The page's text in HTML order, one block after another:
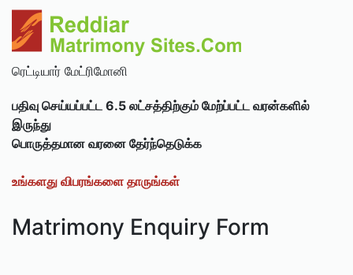
ரெட்டியார் மேட்ரிமோனி
பதிவு செய்யப்பட்ட 6.5 லட்சத்திற்கும் மேற்ப்பட்ட வரன்களில்
இருந்து
பொருத்தமான வரனை தேர்ந்தெடுக்க
உங்களது விபரங்களை தாருங்கள்
Matrimony Enquiry Form